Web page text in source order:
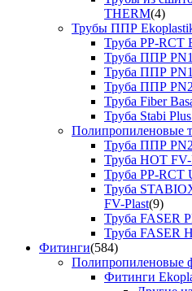
THERM(4)
Трубы ППР
Труба PP-RCT
Труба ППР
Труба ППР
Труба ППР
Труба Fiber
Труба Stabi
Полипропиленовые
Труба ППР
Труба HOT FV-
Труба PP-RCT
Труба
FV-Plast(9)
Труба FASER
Труба FASER
Фитинги(584)
Полипропиленовые
Фитинги